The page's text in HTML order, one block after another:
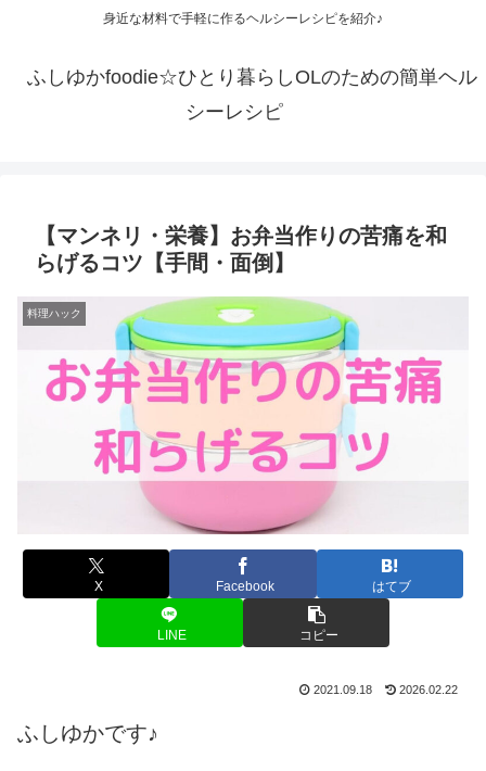
身近な材料で手軽に作るヘルシーレシピを紹介♪
ふしゆかfoodie☆ひとり暮らしOLのための簡単ヘル
シーレシピ
【マンネリ・栄養】お弁当作りの苦痛を和
らげるコツ【手間・面倒】
料理ハック
X Facebook はてブ
LINE コピー
2021.09.18 2026.02.22
ふしゆかです♪